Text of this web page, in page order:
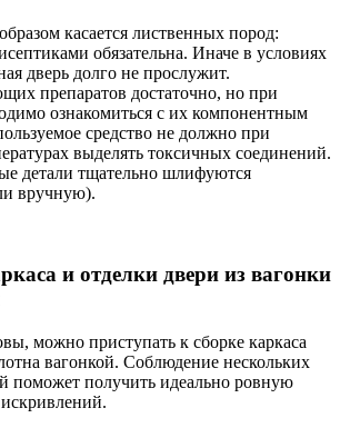
касается лиственных пород:
обязательна. Иначе в условиях
дверь долго не прослужит.
препаратов достаточно, но при
ознакомиться с их компонентным
средство не должно при
выделять токсичных соединений.
детали тщательно шлифуются
вручную).
и отделки двери из вагонки
можно приступать к сборке каркаса
вагонкой. Соблюдение нескольких
поможет получить идеально ровную
искривлений.